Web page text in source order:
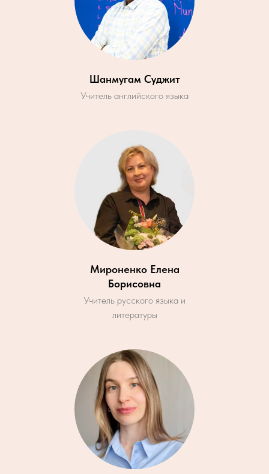
Шанмугам Суджит
Учитель английского языка
Мироненко Елена
Борисовна
Учитель русского языка и
литературы